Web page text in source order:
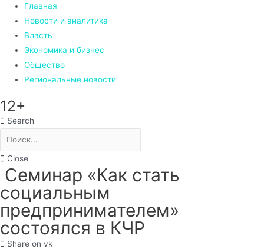
Главная
Новости и аналитика
Власть
Экономика и бизнес
Общество
Региональные новости
12+
Search
Close
Семинар «Как стать
социальным
предпринимателем»
состоялся в КЧР
Share on vk